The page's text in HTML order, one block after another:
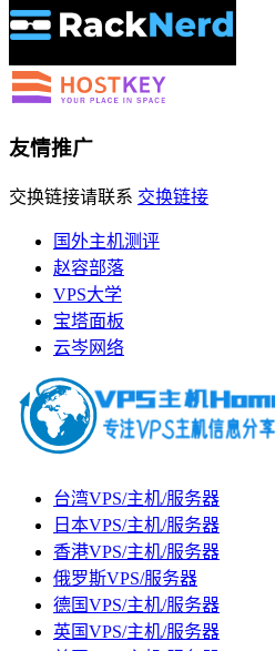
友情推广
交换链接请联系 交换链接
国外主机测评
赵容部落
VPS大学
宝塔面板
云岑网络
台湾VPS/主机/服务器
日本VPS/主机/服务器
香港VPS/主机/服务器
俄罗斯VPS/服务器
德国VPS/主机/服务器
英国VPS/主机/服务器